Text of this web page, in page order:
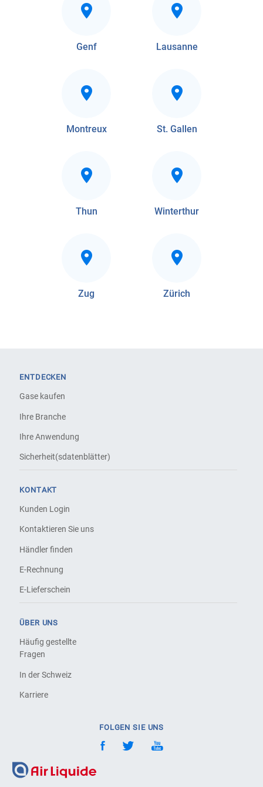
Genf Lausanne
Montreux St. Gallen
Thun Winterthur
Zug Zürich
ENTDECKEN
Gase kaufen
Ihre Branche
Ihre Anwendung
Sicherheit(sdatenblätter)
KONTAKT
Kunden Login
Kontaktieren Sie uns
Händler finden
E-Rechnung
E-Lieferschein
ÜBER UNS
Häufig gestellte
Fragen
In der Schweiz
Karriere
FOLGEN SIE UNS